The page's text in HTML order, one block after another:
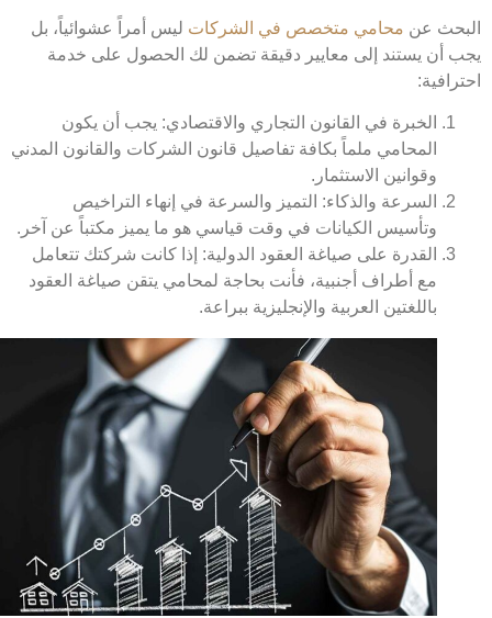
عن محامي متخصص في الشركات ليس أمراً عشوائياً، بل
أن يستند إلى معايير دقيقة تضمن لك الحصول على خدمة
الخبرة في القانون التجاري والاقتصادي:يجب أن يكون
المحامي ملماً بكافة تفاصيل قانون الشركات والقانون المدني
وقوانين الاستثمار.
السرعة والذكاء:التميز والسرعة في إنهاء التراخيص
وتأسيس الكيانات في وقت قياسي هو ما يميز مكتباً عن آخر.
القدرة على صياغة العقود الدولية:إذا كانت شركتك تتعامل
مع أطراف أجنبية، فأنت بحاجة لمحامي يتقن صياغة العقود
باللغتين العربية والإنجليزية ببراعة.